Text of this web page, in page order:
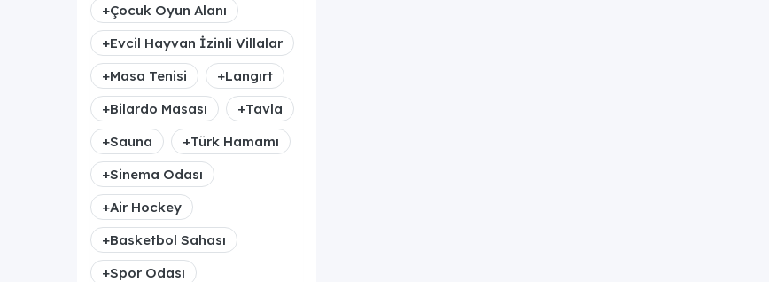
+Çocuk Oyun Alanı
+Evcil Hayvan İzinli Villalar
+Masa Tenisi +Langırt
+Bilardo Masası +Tavla
+Sauna +Türk Hamamı
+Sinema Odası
+Air Hockey
+Basketbol Sahası
+Spor Odası